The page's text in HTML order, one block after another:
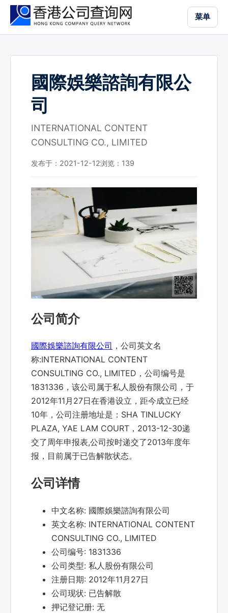
菜单
國際娛樂諮詢有限公
司
INTERNATIONAL CONTENT
CONSULTING CO., LIMITED
发布于：2021-12-12浏览： 139
公司简介
國際娛樂諮詢有限公司 ，公司英文名
称:INTERNATIONAL CONTENT
CONSULTING CO., LIMITED，公司编号是
1831336，该公司属于私人股份有限公司，于
2012年11月27日在香港设立，距今成立已经
10年，公司注册地址是：SHA TINLUCKY
PLAZA, YAE LAM COURT，2013-12-30递
交了周年申报表,公司按时递交了2013年度年
报，目前属于已告解散状态。
公司详情
中文名称: 國際娛樂諮詢有限公司
英文名称: INTERNATIONAL CONTENT
CONSULTING CO., LIMITED
公司编号: 1831336
公司类型: 私人股份有限公司
注册日期: 2012年11月27日
公司现状: 已告解散
押记登记册: 无